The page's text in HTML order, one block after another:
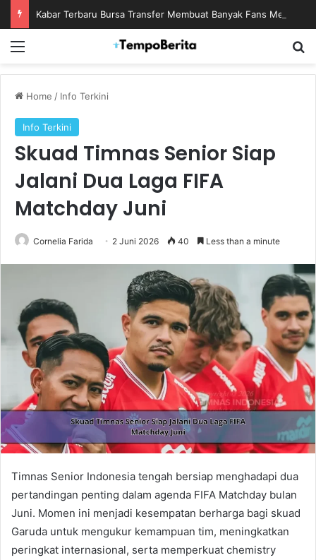
Home / Info Terkini
Info Terkini
Skuad Timnas Senior Siap
Jalani Dua Laga FIFA
Matchday Juni
Cornelia Farida 2 Juni 2026 40 Less than a minute
Timnas Senior Indonesia tengah bersiap menghadapi dua
pertandingan penting dalam agenda FIFA Matchday bulan
Juni. Momen ini menjadi kesempatan berharga bagi skuad
Garuda untuk mengukur kemampuan tim, meningkatkan
peringkat internasional, serta memperkuat chemistry